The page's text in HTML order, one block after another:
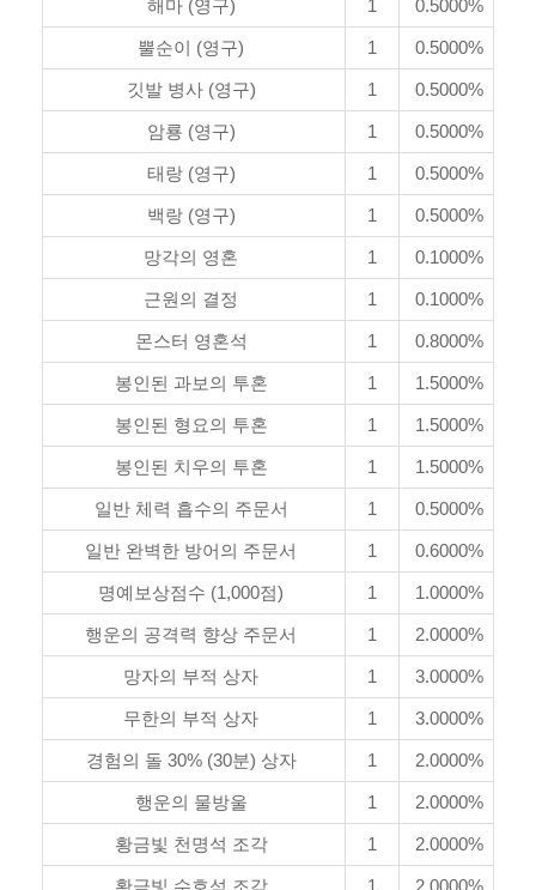
해마 (영구) 1 0.5000%
뿔순이 (영구) 1 0.5000%
깃발 병사 (영구) 1 0.5000%
암룡 (영구) 1 0.5000%
태랑 (영구) 1 0.5000%
백랑 (영구) 1 0.5000%
망각의 영혼 1 0.1000%
근원의 결정 1 0.1000%
몬스터 영혼석 1 0.8000%
봉인된 과보의 투혼 1 1.5000%
봉인된 형요의 투혼 1 1.5000%
봉인된 치우의 투혼 1 1.5000%
일반 체력 흡수의 주문서 1 0.5000%
일반 완벽한 방어의 주문서 1 0.6000%
명예보상점수 (1,000점) 1 1.0000%
행운의 공격력 향상 주문서 1 2.0000%
망자의 부적 상자 1 3.0000%
무한의 부적 상자 1 3.0000%
경험의 돌 30% (30분) 상자 1 2.0000%
행운의 물방울 1 2.0000%
황금빛 천명석 조각 1 2.0000%
황금빛 수호석 조각 1 2.0000%